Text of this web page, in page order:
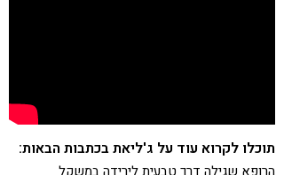
תוכלו לקרוא עוד על ג'ליאת בכתבות הבאות: